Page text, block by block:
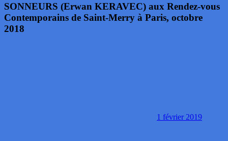
SONNEURS (Erwan KERAVEC) aux Rendez-vous
Contemporains de Saint-Merry à Paris, octobre
2018
1 février 2019